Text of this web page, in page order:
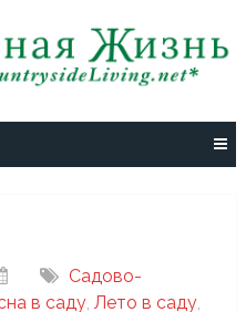
Cадово-
в саду,Лето в саду,